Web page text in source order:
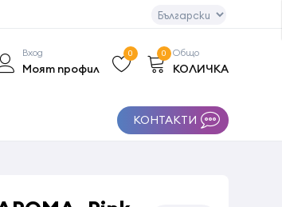
Вход
Моят профил
0 Общо
КОЛИЧКА
0
КОНТАКТИ